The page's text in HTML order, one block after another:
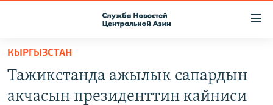
Вернуться
основному
содержанию
КЫРГЫЗСТАН
Тажикстанда ажылык сапардын
акчасын президенттин кайниси